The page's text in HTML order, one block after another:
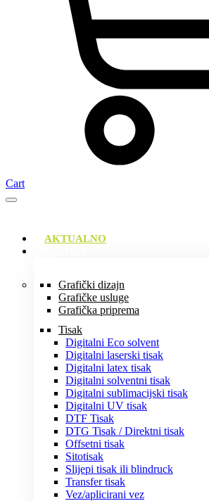
Cart
AKTUALNO
Grafički dizajn
Grafičke usluge
Grafička priprema
Tisak
Digitalni Eco solvent
Digitalni laserski tisak
Digitalni latex tisak
Digitalni solventni tisak
Digitalni sublimacijski tisak
Digitalni UV tisak
DTF Tisak
DTG Tisak / Direktni tisak
Offsetni tisak
Sitotisak
Slijepi tisak ili blindruck
Transfer tisak
Vez/aplicirani vez